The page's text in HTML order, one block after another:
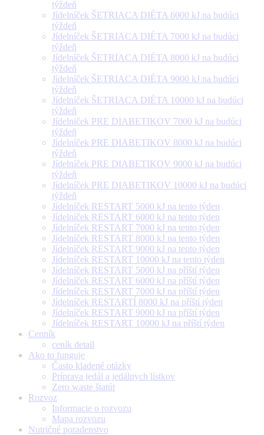
týždeň
Jídelníček ŠETRIACA DIÉTA 6000 kJ na budúci
týždeň
Jídelníček ŠETRIACA DIÉTA 7000 kJ na budúci
týždeň
Jídelníček ŠETRIACA DIÉTA 8000 kJ na budúci
týždeň
Jídelníček ŠETRIACA DIÉTA 9000 kJ na budúci
týždeň
Jídelníček ŠETRIACA DIÉTA 10000 kJ na budúci
týždeň
Jídelníček PRE DIABETIKOV 7000 kJ na budúci
týždeň
Jídelníček PRE DIABETIKOV 8000 kJ na budúci
týždeň
Jídelníček PRE DIABETIKOV 9000 kJ na budúci
týždeň
Jídelníček PRE DIABETIKOV 10000 kJ na budúci
týždeň
Jídelníček RESTART 5000 kJ na tento týden
Jídelníček RESTART 6000 kJ na tento týden
Jídelníček RESTART 7000 kJ na tento týden
Jídelníček RESTART 8000 kJ na tento týden
Jídelníček RESTART 9000 kJ na tento týden
Jídelníček RESTART 10000 kJ na tento týden
Jídelníček RESTART 5000 kJ na příští týden
Jídelníček RESTART 6000 kJ na příští týden
Jídelníček RESTART 7000 kJ na příští týden
Jídelníček RESTARTÍ 8000 kJ na příští týden
Jídelníček RESTART 9000 kJ na příští týden
Jídelníček RESTART 10000 kJ na příští týden
Cenník
ceník detail
Ako to funguje
Často kladené otázky
Príprava jedál a jedálnych lístkov
Zero waste štatút
Rozvoz
Informacie o rozvozu
Mapa rozvozu
Nutričné poradenstvo